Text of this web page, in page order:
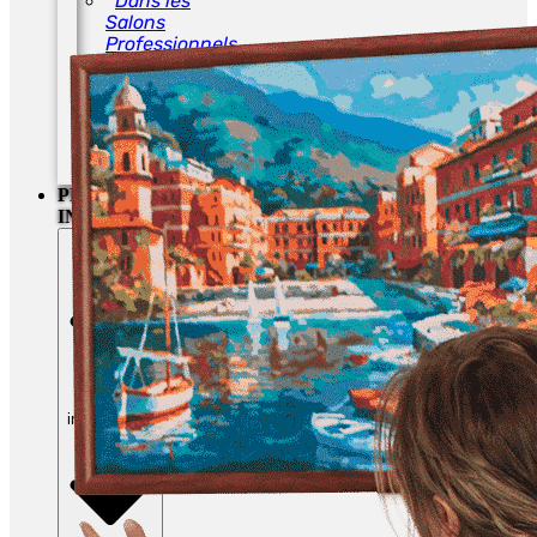
Salons
Professionnels
Protection
Agroalimentaire
Contrat
d’entiercement
Cédez vos
droits d’auteur
PROPRIÉTÉ
INTELLECTUELLE
Fermer
Propriété
intellectuelle